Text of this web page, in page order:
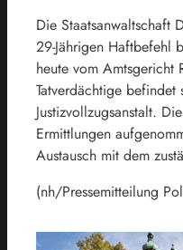
Die Staatsanwaltschaft
29-Jährigen Haftbefehl
heute vom Amtsgericht
Tatverdächtige
Justizvollzugsanstalt.
Ermittlungen
Austausch mit dem
(nh/Pressemitteilung